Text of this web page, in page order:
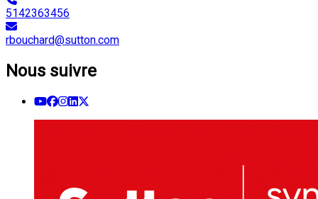
5142363456
rbouchard@sutton.com
Nous suivre